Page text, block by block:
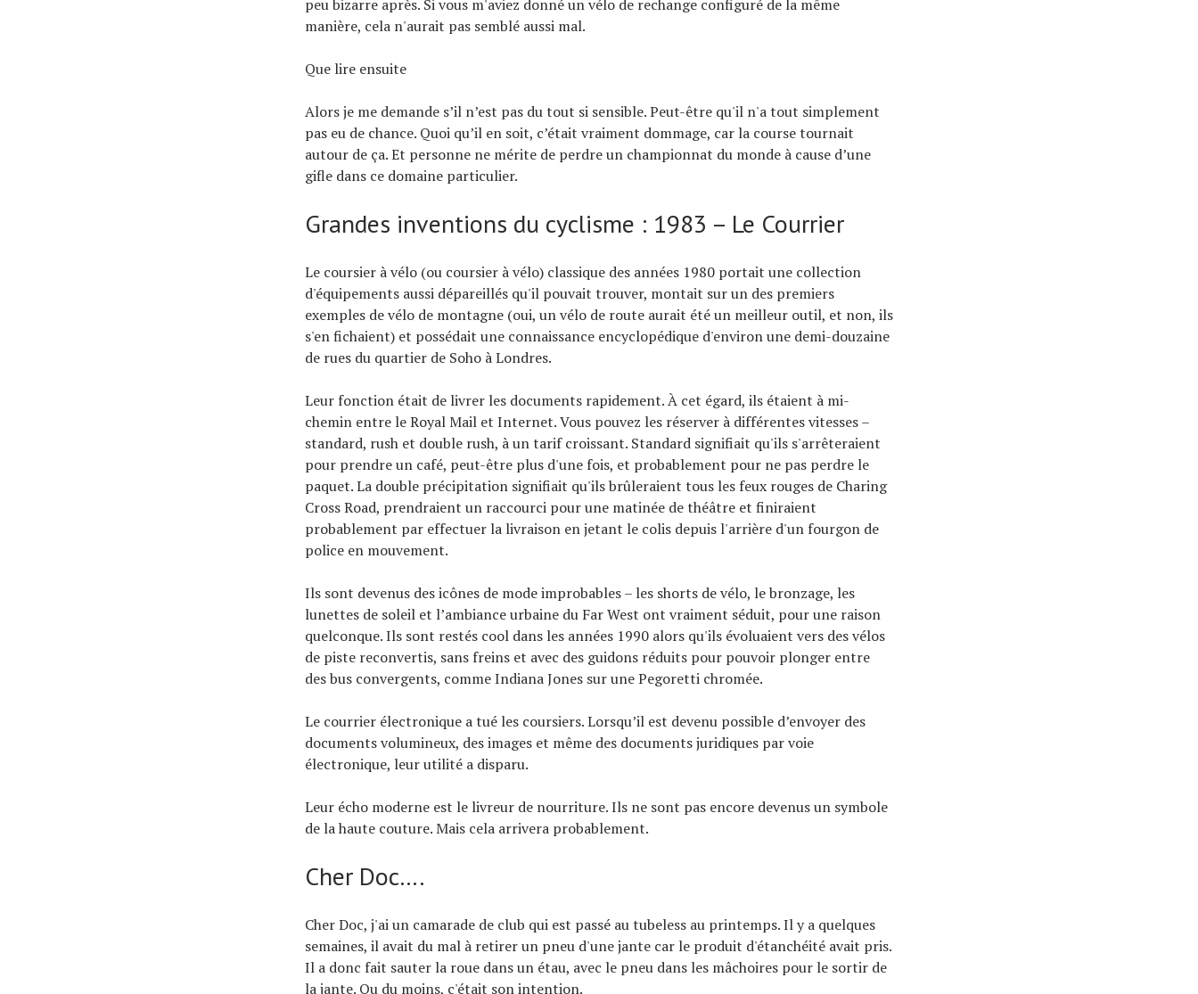
peu bizarre après. Si vous m'aviez donné un vélo de rechange configuré de la même
manière, cela n'aurait pas semblé aussi mal.
Que lire ensuite
Alors je me demande s’il n’est pas du tout si sensible. Peut-être qu'il n'a tout simplement
pas eu de chance. Quoi qu’il en soit, c’était vraiment dommage, car la course tournait
autour de ça. Et personne ne mérite de perdre un championnat du monde à cause d’une
gifle dans ce domaine particulier.
Grandes inventions du cyclisme : 1983 – Le Courrier
Le coursier à vélo (ou coursier à vélo) classique des années 1980 portait une collection
d'équipements aussi dépareillés qu'il pouvait trouver, montait sur un des premiers
exemples de vélo de montagne (oui, un vélo de route aurait été un meilleur outil, et non, ils
s'en fichaient) et possédait une connaissance encyclopédique d'environ une demi-douzaine
de rues du quartier de Soho à Londres.
Leur fonction était de livrer les documents rapidement. À cet égard, ils étaient à mi-
chemin entre le Royal Mail et Internet. Vous pouvez les réserver à différentes vitesses –
standard, rush et double rush, à un tarif croissant. Standard signifiait qu'ils s'arrêteraient
pour prendre un café, peut-être plus d'une fois, et probablement pour ne pas perdre le
paquet. La double précipitation signifiait qu'ils brûleraient tous les feux rouges de Charing
Cross Road, prendraient un raccourci pour une matinée de théâtre et finiraient
probablement par effectuer la livraison en jetant le colis depuis l'arrière d'un fourgon de
police en mouvement.
Ils sont devenus des icônes de mode improbables – les shorts de vélo, le bronzage, les
lunettes de soleil et l’ambiance urbaine du Far West ont vraiment séduit, pour une raison
quelconque. Ils sont restés cool dans les années 1990 alors qu'ils évoluaient vers des vélos
de piste reconvertis, sans freins et avec des guidons réduits pour pouvoir plonger entre
des bus convergents, comme Indiana Jones sur une Pegoretti chromée.
Le courrier électronique a tué les coursiers. Lorsqu’il est devenu possible d’envoyer des
documents volumineux, des images et même des documents juridiques par voie
électronique, leur utilité a disparu.
Leur écho moderne est le livreur de nourriture. Ils ne sont pas encore devenus un symbole
de la haute couture. Mais cela arrivera probablement.
Cher Doc….
Cher Doc, j'ai un camarade de club qui est passé au tubeless au printemps. Il y a quelques
semaines, il avait du mal à retirer un pneu d'une jante car le produit d'étanchéité avait pris.
Il a donc fait sauter la roue dans un étau, avec le pneu dans les mâchoires pour le sortir de
la jante. Ou du moins, c'était son intention.